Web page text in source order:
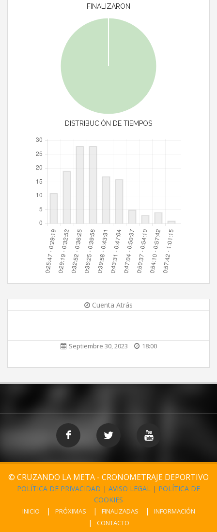
FINALIZARON
DISTRIBUCIÓN DE TIEMPOS
Cuenta Atrás
Septiembre 30, 2023 18:00
© CRUZANDO LA META - CRONOMETRAJE DEPORTIVO
POLÍTICA DE PRIVACIDAD | AVISO LEGAL | POLÍTICA DE
COOKIES
INICIO PRÓXIMAS FINALIZADAS
INFORMACIÓN
CONTACTO